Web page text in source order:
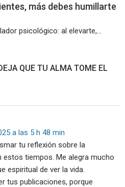
más debes humillarte
psicológico: al elevarte,...
QUE TU ALMA TOME EL
a las 5 h 48 min
tu reflexión sobre la
estos tiempos. Me alegra mucho
espiritual de ver la vida.
tus publicaciones, porque